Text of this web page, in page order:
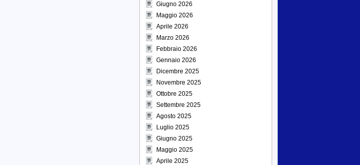
Giugno 2026
Maggio 2026
Aprile 2026
Marzo 2026
Febbraio 2026
Gennaio 2026
Dicembre 2025
Novembre 2025
Ottobre 2025
Settembre 2025
Agosto 2025
Luglio 2025
Giugno 2025
Maggio 2025
Aprile 2025